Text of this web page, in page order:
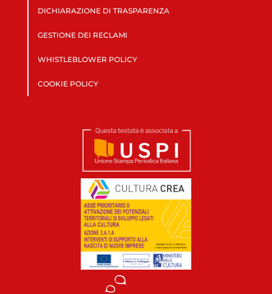
DICHIARAZIONE DI TRASPARENZA
GESTIONE DEI RECLAMI
WHISTLEBLOWER POLICY
COOKIE POLICY